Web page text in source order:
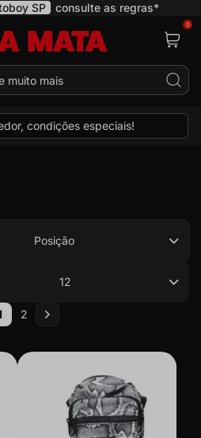
SP consulte as regras*
0
condições especiais!
Posição
12
Você esta lendo a pagina
Página
2 Página
Próximo